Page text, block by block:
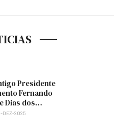
Presidente
Fernando
Dias dos
DEZ-2025